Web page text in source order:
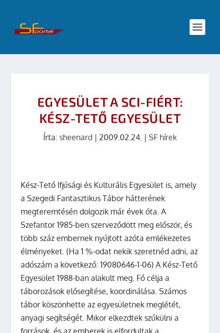
EGYESÜLET A SCI-FIÉRT:
KÉSZ-TETŐ EGYESÜLET
Írta: sheenard | 2009.02.24. | SF hírek
Kész-Tető Ifjúsági és Kulturális Egyesület is, amely
a Szegedi Fantasztikus Tábor hátterének
megteremtésén dolgozik már évek óta. A
Szefantor 1985-ben szerveződött meg először, és
több száz embernek nyújtott azóta emlékezetes
élményeket. (Ha 1 %-odat nekik szeretnéd adni, az
adószám a következő: 19080646-1-06)A Kész-Tető
Egyesület 1988-ban alakult meg. Fő célja a
táborozások elősegítése, koordinálása. Számos
tábor köszönhette az egyesületnek meglétét,
anyagi segítségét. Mikor elkezdtek szűkülni a
források, és az emberek is elfordultak a